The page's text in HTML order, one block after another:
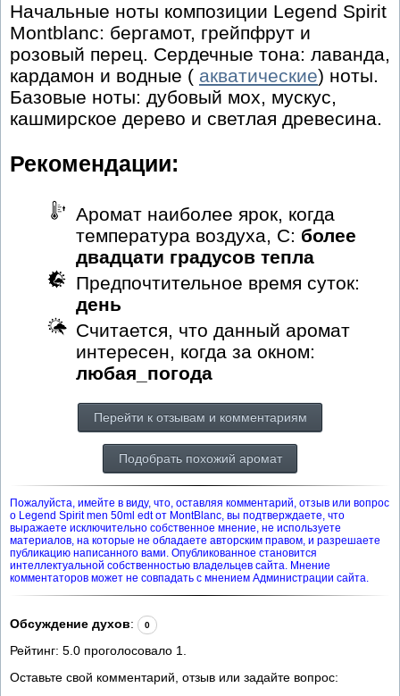
Начальные ноты композиции Legend Spirit
Montblanc: бергамот, грейпфрут и
розовый перец. Сердечные тона: лаванда,
кардамон и водные ( акватические) ноты.
Базовые ноты: дубовый мох, мускус,
кашмирское дерево и светлая древесина.
Рекомендации:
Аромат наиболее ярок, когда
температура воздуха, С: более
двадцати градусов тепла
Предпочтительное время суток:
день
Считается, что данный аромат
интересен, когда за окном:
любая_погода
Перейти к отзывам и комментариям
Подобрать похожий аромат
Пожалуйста, имейте в виду, что, оставляя комментарий, отзыв или вопрос
о Legend Spirit men 50ml edt от MontBlanc, вы подтверждаете, что
выражаете исключительно собственное мнение, не используете
материалов, на которые не обладаете авторским правом, и разрешаете
публикацию написанного вами. Опубликованное становится
интеллектуальной собственностью владельцев сайта. Мнение
комментаторов может не совпадать с мнением Администрации сайта.
Обсуждение духов: 0
Рейтинг: 5.0 проголосовало 1
Оставьте свой комментарий, отзыв или задайте вопрос: